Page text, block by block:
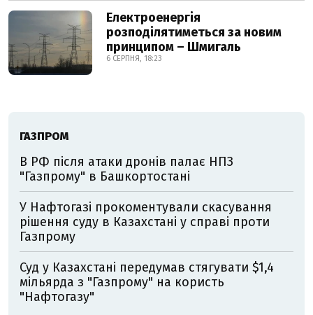
Електроенергія
розподілятиметься за новим
принципом – Шмигаль
6 СЕРПНЯ, 18:23
ГАЗПРОМ
В РФ після атаки дронів палає НПЗ
"Газпрому" в Башкортостані
У Нафтогазі прокоментували скасування
рішення суду в Казахстані у справі проти
Газпрому
Суд у Казахстані передумав стягувати $1,4
мільярда з "Газпрому" на користь
"Нафтогазу"